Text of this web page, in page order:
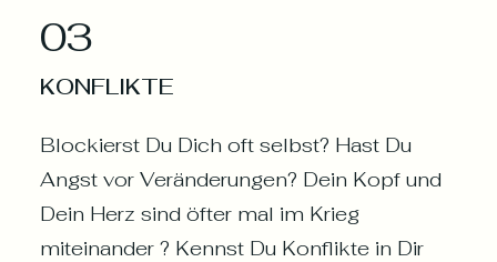
03
KONFLIKTE
Blockierst Du Dich oft selbst? Hast Du
Angst vor Veränderungen? Dein Kopf und
Dein Herz sind öfter mal im Krieg
miteinander ? Kennst Du Konflikte in Dir